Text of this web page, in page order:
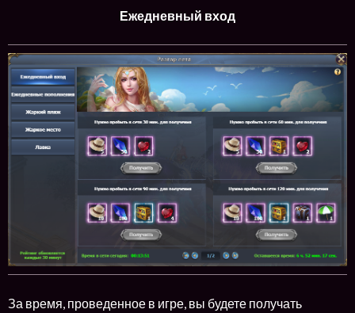
Ежедневный вход
За время, проведенное в игре, вы будете получать